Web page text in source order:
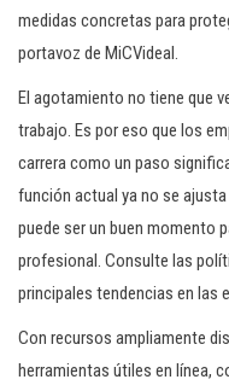
medidas concretas para
portavoz de MiCVideal.
El agotamiento no tiene que
trabajo. Es por eso que los
carrera como un paso
función actual ya no se
puede ser un buen momento
profesional. Consulte las
principales tendencias en las
Con recursos ampliamente
herramientas útiles en línea,